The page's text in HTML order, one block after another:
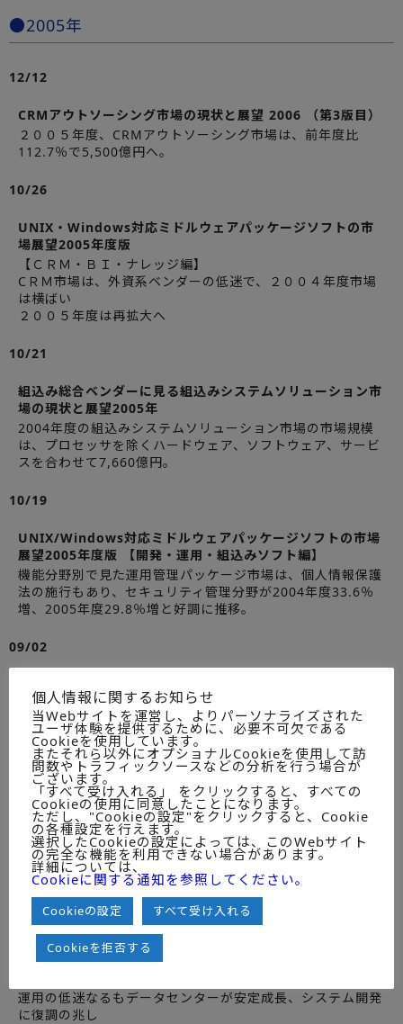
●2005年
12/12
CRMアウトソーシング市場の現状と展望 2006 （第3版目）
２００５年度、CRMアウトソーシング市場は、前年度比
112.7％で5,500億円へ。
10/26
UNIX・Windows対応ミドルウェアパッケージソフトの市
場展望2005年度版
【ＣＲＭ・ＢＩ・ナレッジ編】
CＲＭ市場は、外資系ベンダーの低迷で、２００４年度市場
は横ばい
２００５年度は再拡大へ
10/21
組込み総合ベンダーに見る組込みシステムソリューション市
場の現状と展望2005年
2004年度の組込みシステムソリューション市場の市場規模
は、プロセッサを除くハードウェア、ソフトウェア、サービ
スを合わせて7,660億円。
10/19
UNIX/Windows対応ミドルウェアパッケージソフトの市場
展望2005年度版 【開発・運用・組込みソフト編】
機能分野別で見た運用管理パッケージ市場は、個人情報保護
法の施行もあり、セキュリティ管理分野が2004年度33.6％
増、2005年度29.8％増と好調に推移。
09/02
基幹業務用途で80％以上を占める汎用機/オフコン、幅広い
用途のUNIXサーバ、ネットワークインフラとファイルサー
バ用途で54％を占めるPCサーバ
08/30
CRM実現のためのITソリューションマーケットの現状と展
望（2005年度版）
2004年度、CRM関連市場は前年比113.7%の488,550百万
円。以降は年平均成長率14.5%で推移し、２００８年度には
841,000百万円に達する
07/28
ＩＴサービス市場の実態と展望 2005度年版
運用の低迷なるもデータセンターが安定成長、システム開発
に復調の兆し
個人情報に関するお知らせ
当Webサイトを運営し、よりパーソナライズされた
ユーザ体験を提供するために、必要不可欠である
Cookieを使用しています。
またそれら以外にオプショナルCookieを使用して訪
問数やトラフィックソースなどの分析を行う場合が
ございます。
「すべて受け入れる」 をクリックすると、すべての
Cookieの使用に同意したことになります。
ただし、"Cookieの設定"をクリックすると、Cookie
の各種設定を行えます。
選択したCookieの設定によっては、このWebサイト
の完全な機能を利用できない場合があります。
詳細については、
Cookieに関する通知を参照してください。
Cookieの設定 すべて受け入れる
Cookieを拒否する